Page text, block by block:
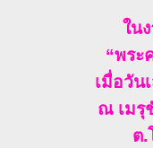
ใน
“พระ
เมื่อวั
ณ เมรุ
ต.